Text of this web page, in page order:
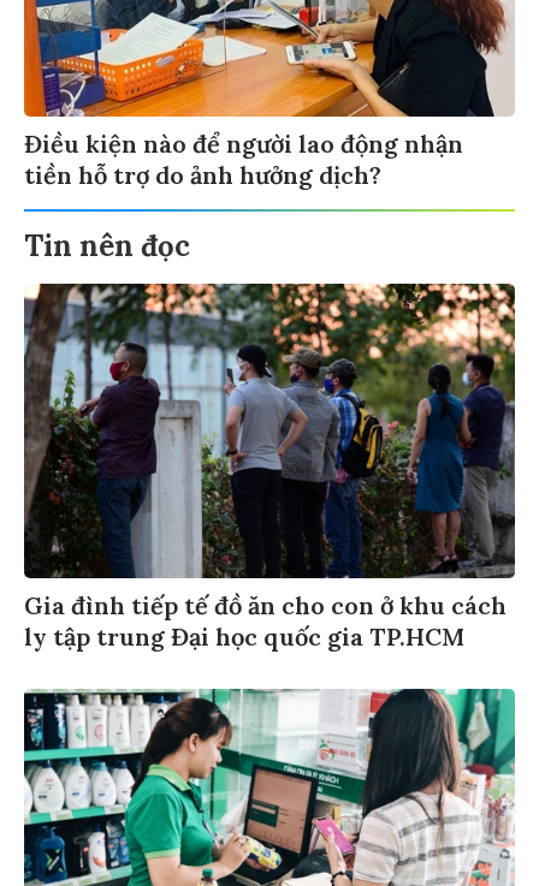
Điều kiện nào để người lao động nhận
tiền hỗ trợ do ảnh hưởng dịch?
Tin nên đọc
Gia đình tiếp tế đồ ăn cho con ở khu cách
ly tập trung Đại học quốc gia TP.HCM